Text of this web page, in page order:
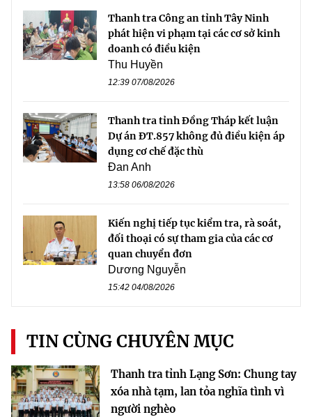
Thanh tra Công an tỉnh Tây Ninh
phát hiện vi phạm tại các cơ sở kinh
doanh có điều kiện
Thu Huyền
12:39 07/08/2026
Thanh tra tỉnh Đồng Tháp kết luận
Dự án ĐT.857 không đủ điều kiện áp
dụng cơ chế đặc thù
Đan Anh
13:58 06/08/2026
Kiến nghị tiếp tục kiểm tra, rà soát,
đối thoại có sự tham gia của các cơ
quan chuyển đơn
Dương Nguyễn
15:42 04/08/2026
TIN CÙNG CHUYÊN MỤC
Thanh tra tỉnh Lạng Sơn: Chung tay
xóa nhà tạm, lan tỏa nghĩa tình vì
người nghèo